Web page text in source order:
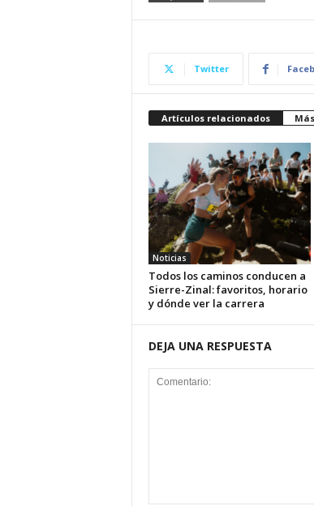
Twitter
Artículos relacionados
Noticias
Todos los caminos conducen a
Sierre-Zinal: favoritos, horario
y dónde ver la carrera
DEJA UNA RESPUESTA